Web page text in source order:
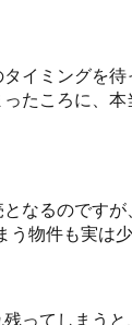
イミングを
たころに、
なるのです
物件も実は
ってしまうと